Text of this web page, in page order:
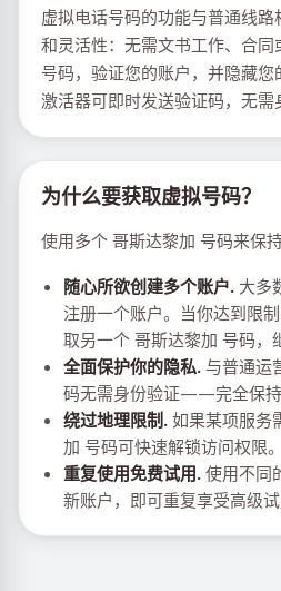
虚拟电话号码的功能与普通线
和灵活性：无需文书工作、合
号码，验证您的账户，并隐藏
激活器可即时发送验证码，无需
为什么要获取虚拟号码？
使用多个 哥斯达黎加 号码来保
随心所欲创建多个账户. 大多
注册一个账户。当你达到限
取另一个 哥斯达黎加 号码，
全面保护你的隐私. 与普通运
码无需身份验证——完全保持
绕过地理限制. 如果某项服务
加 号码可快速解锁访问权限。
重复使用免费试用. 使用不同
新账户，即可重复享受高级试